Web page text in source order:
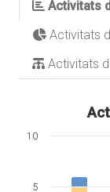
Activitats
Activitats
Activitats
5
10